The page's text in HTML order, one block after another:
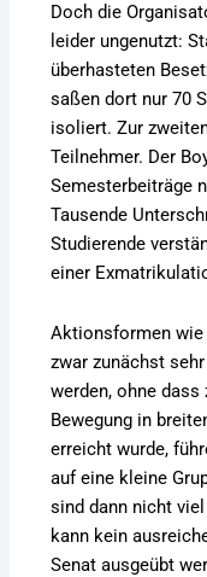
Doch die
leider ungenutzt:
überhasteten
saßen dort nur 70
isoliert. Zur
Teilnehmer. Der
Semesterbeiträge
Tausende
Studierende
einer
Aktionsformen wie
zwar zunächst
werden, ohne
Bewegung in
erreicht wurde,
auf eine kleine
sind dann nicht
kann kein
Senat ausgeübt